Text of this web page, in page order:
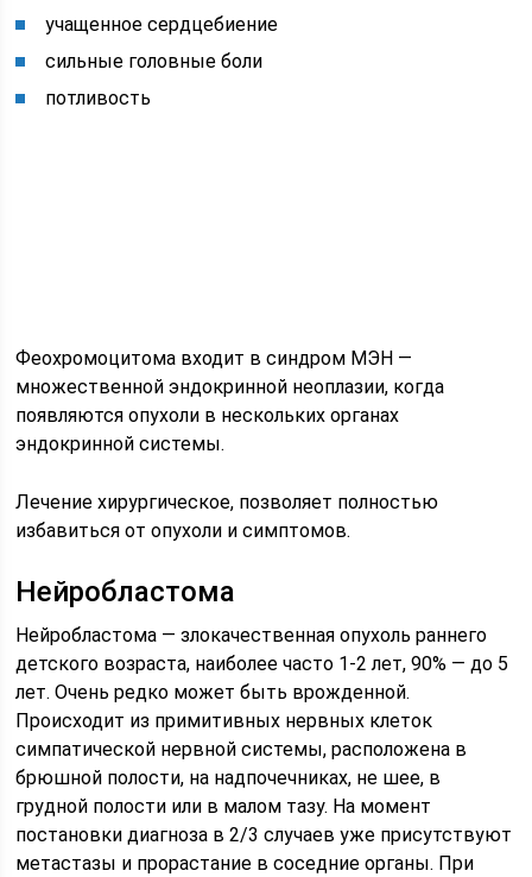
учащенное сердцебиение
сильные головные боли
потливость
Феохромоцитома входит в синдром МЭН —
множественной эндокринной неоплазии, когда
появляются опухоли в нескольких органах
эндокринной системы.
Лечение хирургическое, позволяет полностью
избавиться от опухоли и симптомов.
Нейробластома
Нейробластома — злокачественная опухоль раннего
детского возраста, наиболее часто 1-2 лет, 90% — до 5
лет. Очень редко может быть врожденной.
Происходит из примитивных нервных клеток
симпатической нервной системы, расположена в
брюшной полости, на надпочечниках, не шее, в
грудной полости или в малом тазу. На момент
постановки диагноза в 2/3 случаев уже присутствуют
метастазы и прорастание в соседние органы. При